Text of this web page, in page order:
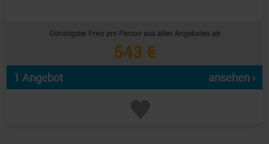
Günstigster Preis pro Person aus allen Angeboten ab
543 €
1 Angebot ansehen ›